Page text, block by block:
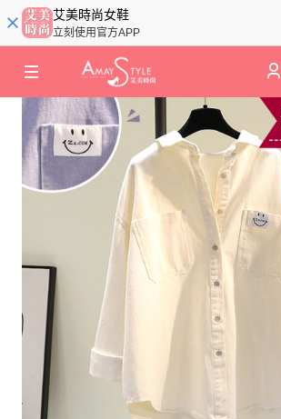
艾美時尚女鞋
立刻使用官方APP